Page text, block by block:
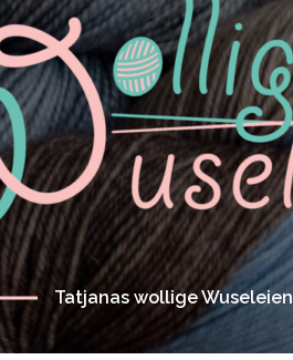
Tatjanas wollige Wuseleien